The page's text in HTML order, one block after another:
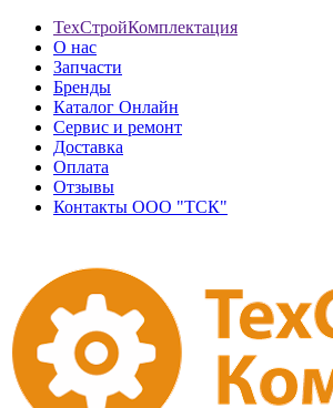
ТехСтройКомплектация
О нас
Запчасти
Бренды
Каталог Онлайн
Сервис и ремонт
Доставка
Оплата
Отзывы
Контакты ООО "ТСК"